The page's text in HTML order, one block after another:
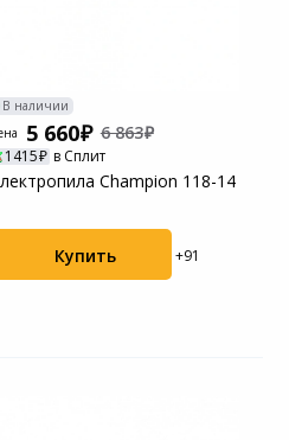
В наличии
5 660 6 863
1415 в Сплит
Champion 118-14
Купить +91